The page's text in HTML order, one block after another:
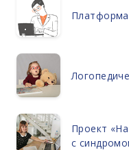
Проект
с